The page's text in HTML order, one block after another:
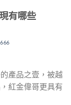
有哪些
產品之壹，被越
紅金偉哥更具有